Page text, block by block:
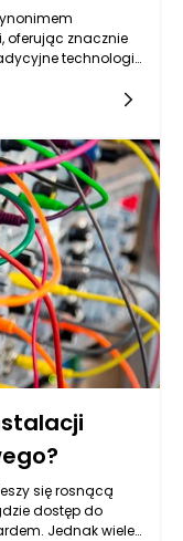
oferując znacznie
technologie,
dla
Warto
w takim kontekście.
się rosnącą
dostęp do
Jednak wiele